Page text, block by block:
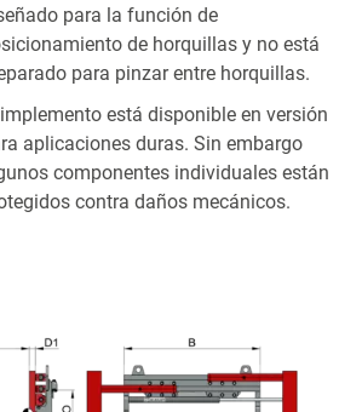
para la función de
de horquillas y no está
para pinzar entre horquillas.
implemento está disponible en versión
aplicaciones duras. Sin embargo
componentes individuales están
contra daños mecánicos.